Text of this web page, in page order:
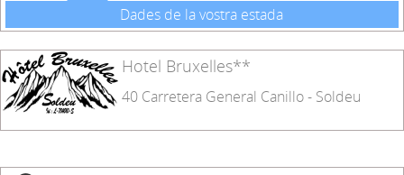
Dades de la vostra estada
Hotel Bruxelles**
40 Carretera General Canillo - Soldeu